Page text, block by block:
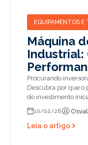
EQUIPAMENTOS E
Máquina
Industrial:
Procurando
Descubra por que o
do investimento
10/02/26
Leia o artigo